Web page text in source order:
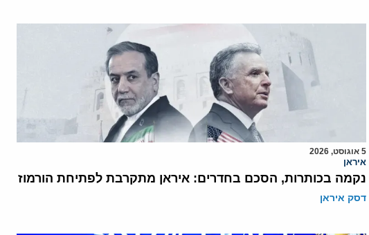
5 אוגוסט, 2026
איראן
נקמה בכותרות, הסכם בחדרים: איראן מתקרבת לפתיחת הורמוז
דסק איראן